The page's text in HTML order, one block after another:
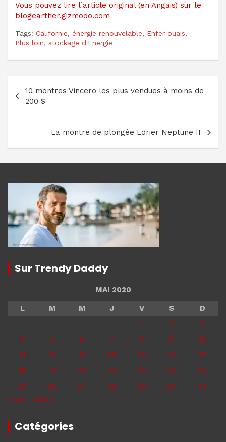
Vous pouvez lire l’article original (en Angais) sur le
blogearther.gizmodo.com
Tags: Californie, énergie renouvelable, Enfer ouais,
Plus loin, stockage d'Energie
Navigation
de
l’article
10 montres Vincero les plus vendues à moins de
200 $
La montre de plongée Lorier Neptune II
Sur Trendy Daddy
MAI 2020
L
M M J V S
D
1
2
3
4
5 6 7 8 9
10
11
12 13 14 15 16
17
18
19 20 21 22 23
24
25
26 27 28 29 30
31
« Avr
Juin »
Catégories